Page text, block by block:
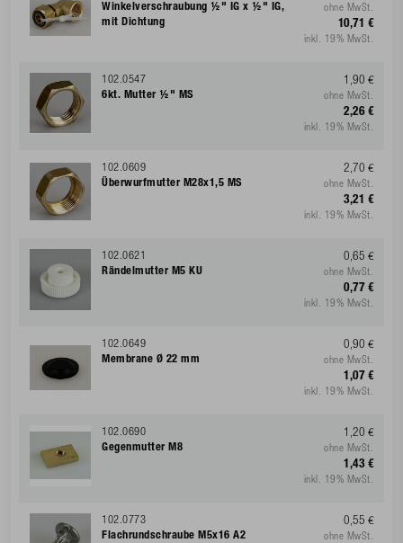
Winkelverschraubung ½" IG x ½" IG,
mit Dichtung
ohne MwSt.
10,71 €
inkl. 19% MwSt.
102.0547
6kt. Mutter ½" MS
1,90 €
ohne MwSt.
2,26 €
inkl. 19% MwSt.
102.0609
Überwurfmutter M28x1,5 MS
2,70 €
ohne MwSt.
3,21 €
inkl. 19% MwSt.
102.0621
Rändelmutter M5 KU
0,65 €
ohne MwSt.
0,77 €
inkl. 19% MwSt.
102.0649
Membrane Ø 22 mm
0,90 €
ohne MwSt.
1,07 €
inkl. 19% MwSt.
102.0690
Gegenmutter M8
1,20 €
ohne MwSt.
1,43 €
inkl. 19% MwSt.
102.0773
Flachrundschraube M5x16 A2
0,55 €
ohne MwSt.